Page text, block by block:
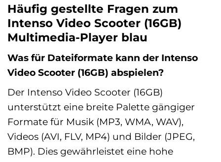
Häufig gestellte Fragen zum
Intenso Video Scooter (16GB)
Multimedia-Player blau
Was für Dateiformate kann der Intenso
Video Scooter (16GB) abspielen?
Der Intenso Video Scooter (16GB)
unterstützt eine breite Palette gängiger
Formate für Musik (MP3, WMA, WAV),
Videos (AVI, FLV, MP4) und Bilder (JPEG,
BMP). Dies gewährleistet eine hohe